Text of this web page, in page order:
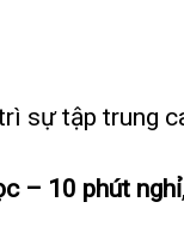
sự tập trung
– 10 phút nghỉ